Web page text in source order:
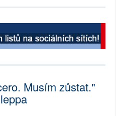
Musím zůstat."